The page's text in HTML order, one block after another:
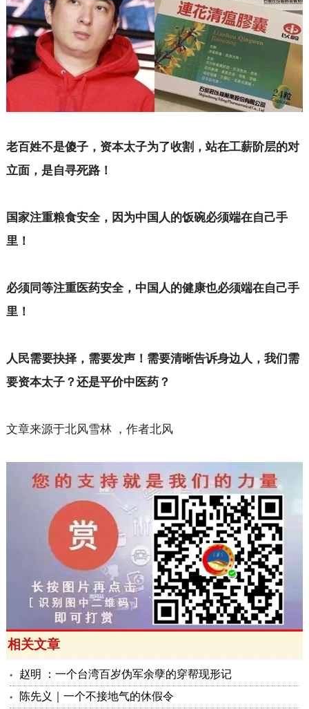
老百姓不是傻子，资本太子为了收割，站在工薪阶层的对
立面，是自寻死路！
国家注重粮食安全，因为中国人的饭碗必须端在自己手
里！
必须同等注重医药安全，中国人的健康也必须端在自己手
里！
人民需要抉择，需要发声！需要清晰告诉身边人，我们需
要资本太子？还是平价中医药？
文章来源于北风雪林 ，作者北风
相关文章
赵明 ：一个台湾百岁伪军余孽的穿帮现形记
陈先义｜一个不接地气的休假令